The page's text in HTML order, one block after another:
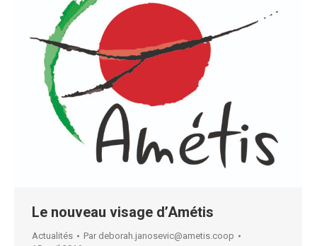
Le nouveau visage d’Amétis
Actualités Par deborah.janosevic@ametis.coop